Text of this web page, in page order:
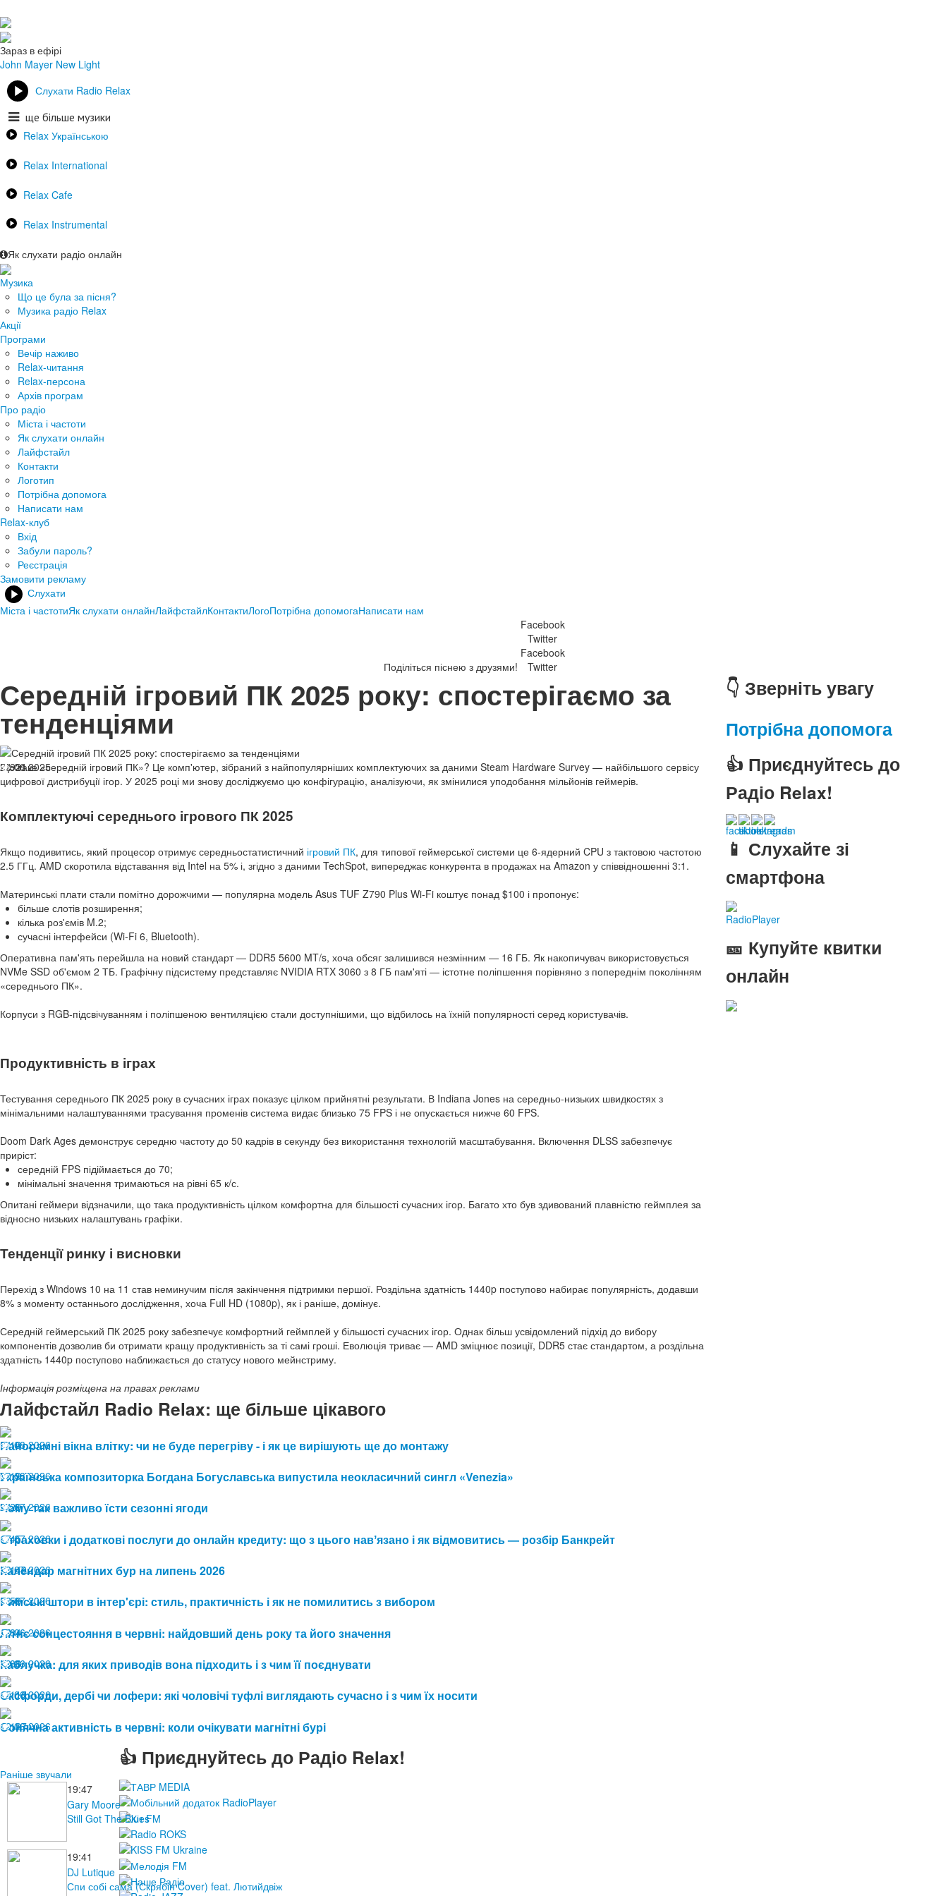
Зараз в ефірі
John Mayer New Light
Раніше звучали
19:47
Gary Moore
Still Got The Blues
19:41
DJ Lutique
Спи собі сама (Скрябін Cover) feat. Лютийдвіж
Слухати Radio Relax
ще більше музики
Relax Українською
Relax International
Relax Cafe
Relax Instrumental
Як слухати радіо онлайн
Музика
Що це була за пісня?
Музика радіо Relax
Акції
Програми
Вечір наживо
Relax-читання
Relax-персона
Архів програм
Про радіо
Міста і частоти
Як слухати онлайн
Лайфстайл
Контакти
Логотип
Потрібна допомога
Написати нам
Relax-клуб
Вхід
Забули пароль?
Реєстрація
Замовити рекламу
Слухати
Міста і частотиЯк слухати онлайнЛайфстайлКонтактиЛогоПотрібна допомогаНаписати нам
Поділіться піснею з друзями!
Facebook
Twitter
Facebook
Twitter
Середній ігровий ПК 2025 року: спостерігаємо за
тенденціями
24.06.2025
921
Що таке «середній ігровий ПК»? Це комп'ютер, зібраний з найпопулярніших комплектуючих за даними Steam Hardware Survey — найбільшого сервісу
цифрової дистрибуції ігор. У 2025 році ми знову досліджуємо цю конфігурацію, аналізуючи, як змінилися уподобання мільйонів геймерів.
Комплектуючі середнього ігрового ПК 2025
Якщо подивитись, який процесор отримує середньостатистичний ігровий ПК, для типової геймерської системи це 6-ядерний CPU з тактовою частотою
2.5 ГГц. AMD скоротила відставання від Intel на 5% і, згідно з даними TechSpot, випереджає конкурента в продажах на Amazon у співвідношенні 3:1.
Материнські плати стали помітно дорожчими — популярна модель Asus TUF Z790 Plus Wi-Fi коштує понад $100 і пропонує:
більше слотів розширення;
кілька роз'ємів M.2;
сучасні інтерфейси (Wi-Fi 6, Bluetooth).
Оперативна пам'ять перейшла на новий стандарт — DDR5 5600 MT/s, хоча обсяг залишився незмінним — 16 ГБ. Як накопичувач використовується
NVMe SSD об'ємом 2 ТБ. Графічну підсистему представляє NVIDIA RTX 3060 з 8 ГБ пам'яті — істотне поліпшення порівняно з попереднім поколінням
«середнього ПК».
Корпуси з RGB-підсвічуванням і поліпшеною вентиляцією стали доступнішими, що відбилось на їхній популярності серед користувачів.
Продуктивність в іграх
Тестування середнього ПК 2025 року в сучасних іграх показує цілком прийнятні результати. В Indiana Jones на середньо-низьких швидкостях з
мінімальними налаштуваннями трасування променів система видає близько 75 FPS і не опускається нижче 60 FPS.
Doom Dark Ages демонструє середню частоту до 50 кадрів в секунду без використання технологій масштабування. Включення DLSS забезпечує
приріст:
середній FPS підіймається до 70;
мінімальні значення тримаються на рівні 65 к/с.
Опитані геймери відзначили, що така продуктивність цілком комфортна для більшості сучасних ігор. Багато хто був здивований плавністю геймплея за
відносно низьких налаштувань графіки.
Тенденції ринку і висновки
Перехід з Windows 10 на 11 став неминучим після закінчення підтримки першої. Роздільна здатність 1440p поступово набирає популярність, додавши
8% з моменту останнього дослідження, хоча Full HD (1080p), як і раніше, домінує.
Середній геймерський ПК 2025 року забезпечує комфортний геймплей у більшості сучасних ігор. Однак більш усвідомлений підхід до вибору
компонентів дозволив би отримати кращу продуктивність за ті самі гроші. Еволюція триває — AMD зміцнює позиції, DDR5 стає стандартом, а роздільна
здатність 1440p поступово наближається до статусу нового мейнстриму.
Інформація розміщена на правах реклами
Лайфстайл Radio Relax: ще більше цікавого
04.08.2026
13
Панорамні вікна влітку: чи не буде перегріву - і як це вирішують ще до монтажу
03.08.2026
19
Українська композиторка Богдана Богуславська випустила неокласичний сингл «Venezia»
24.07.2026
29
Чому так важливо їсти сезонні ягоди
17.07.2026
45
Страховки і додаткові послуги до онлайн кредиту: що з цього навʼязано і як відмовитись — розбір Банкрейт
13.07.2026
149
Календар магнітних бур на липень 2026
08.07.2026
58
Римські штори в інтер'єрі: стиль, практичність і як не помилитись з вибором
19.06.2026
84
Літнє сонцестояння в червні: найдовший день року та його значення
19.06.2026
88
Каблучка: для яких приводів вона підходить і з чим її поєднувати
15.06.2026
115
Оксфорди, дербі чи лофери: які чоловічі туфлі виглядають сучасно і з чим їх носити
12.06.2026
127
Сонячна активність в червні: коли очікувати магнітні бурі
👇 Зверніть увагу
Потрібна допомога
👍 Приєднуйтесь до
Радіо Relax!
📱 Слухайте зі
смартфона
RadioPlayer
🎫 Купуйте квитки
онлайн
👍 Приєднуйтесь до Радіо Relax!